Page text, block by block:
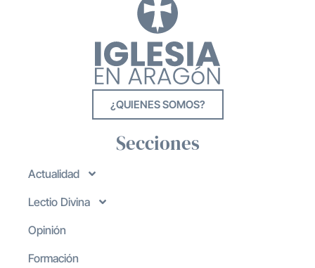
¿QUIENES SOMOS?
Secciones
Actualidad
Lectio Divina
Opinión
Formación